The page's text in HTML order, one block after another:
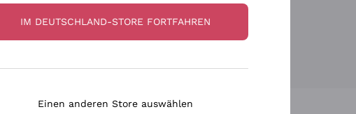
Jacquesson
Agrapart
IM DEUTSCHLAND-STORE FORTFAHREN
Einen anderen Store auswählen